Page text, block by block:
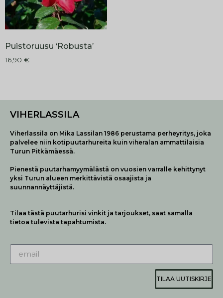
Puistoruusu ‘Robusta’
16,90 €
VIHERLASSILA
Viherlassila on Mika Lassilan 1986 perustama perheyritys, joka
palvelee niin kotipuutarhureita kuin viheralan ammattilaisia
Turun Pitkämäessä.
Pienestä puutarhamyymälästä on vuosien varralle kehittynyt
yksi Turun alueen merkittävistä osaajista ja
suunnannäyttäjistä.
Tilaa tästä puutarhurisi vinkit ja tarjoukset, saat samalla
tietoa tulevista tapahtumista.
TILAA UUTISKIRJE